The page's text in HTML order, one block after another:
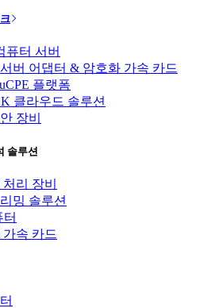
퓨터 서버
버 어댑터 & 암호화 가속 카드
플랫폼
클라우드 솔루션
장비
솔루션
리 장비
밍 솔루션
속 카드